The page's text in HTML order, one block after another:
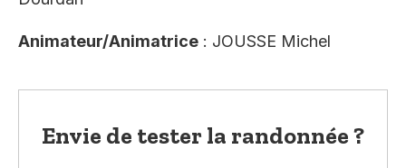
Animateur/Animatrice : JOUSSE Michel
Envie de tester la randonnée ?